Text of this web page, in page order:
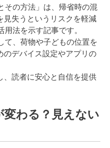
その方法」は、帰省時の混
見失うというリスクを軽減
法を示す記事です。
て、荷物や子どもの位置を
のデバイス設定やアプリの
、読者に安心と自信を提供
変わる？見えない